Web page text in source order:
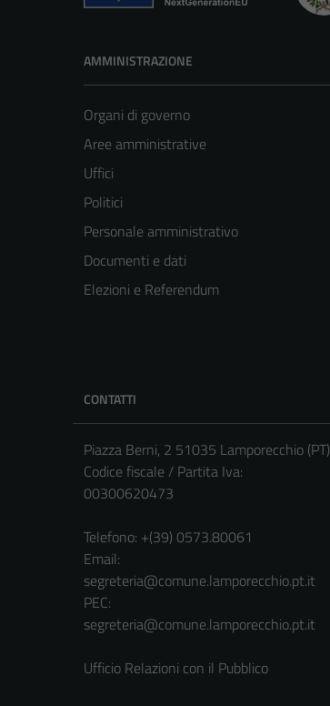
AMMINISTRAZIONE
Organi di governo
Aree amministrative
Uffici
Politici
Personale amministrativo
Documenti e dati
Elezioni e Referendum
CONTATTI
Piazza Berni, 2 51035 Lamporecchio (PT)
Codice fiscale / Partita Iva:
00300620473
Telefono: +(39) 0573.80061
Email:
segreteria@comune.lamporecchio.pt.it
PEC:
segreteria@comune.lamporecchio.pt.it
Ufficio Relazioni con il Pubblico